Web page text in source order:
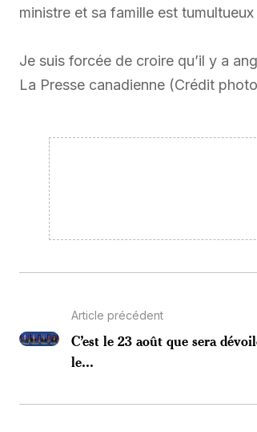
ministre et sa famille est
Je suis forcée de croire qu’il y a
La Presse canadienne (Crédit
Article précédent
C’est le 23 août que sera
le...